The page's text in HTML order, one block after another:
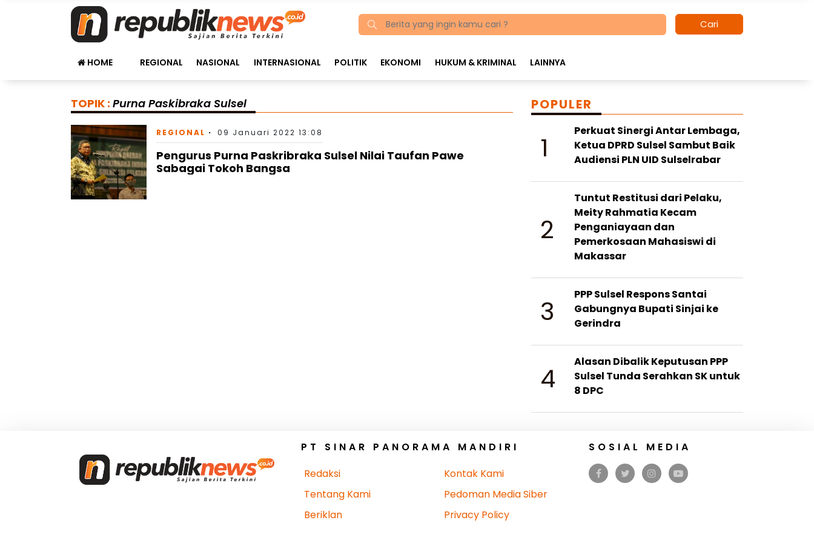
Cari
HOME REGIONAL NASIONAL INTERNASIONAL POLITIK EKONOMI HUKUM & KRIMINAL LAINNYA
TOPIK : Purna Paskibraka Sulsel
REGIONAL 09 Januari 2022 13:08
Pengurus Purna Paskribraka Sulsel Nilai Taufan Pawe
Sabagai Tokoh Bangsa
POPULER
1
Perkuat Sinergi Antar Lembaga,
Ketua DPRD Sulsel Sambut Baik
Audiensi PLN UID Sulselrabar
2
Tuntut Restitusi dari Pelaku,
Meity Rahmatia Kecam
Penganiayaan dan
Pemerkosaan Mahasiswi di
Makassar
3
PPP Sulsel Respons Santai
Gabungnya Bupati Sinjai ke
Gerindra
4
Alasan Dibalik Keputusan PPP
Sulsel Tunda Serahkan SK untuk
8 DPC
PT SINAR PANORAMA MANDIRI
Redaksi
Tentang Kami
Beriklan
Kontak Kami
Pedoman Media Siber
Privacy Policy
SOSIAL MEDIA